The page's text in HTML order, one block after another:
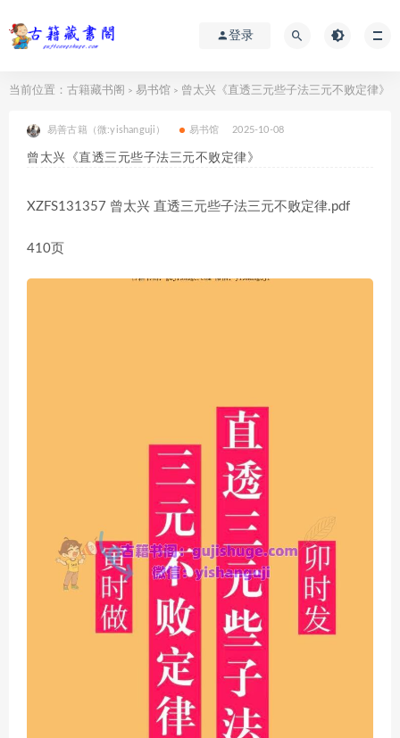
登录
当前位置： 古籍藏书阁 > 易书馆 > 曾太兴《直透三元些子法三元不败定律》
易善古籍（微:yishanguji） 易书馆 2025-10-08
曾太兴《直透三元些子法三元不败定律》
XZFS131357 曾太兴 直透三元些子法三元不败定律.pdf
410页